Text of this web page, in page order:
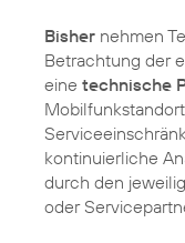
Bisher nehmen
Betrachtung der
eine technische
kontinuierliche
durch den
oder